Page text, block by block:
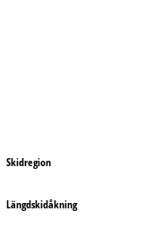
Skidregion
Längdskidåkning